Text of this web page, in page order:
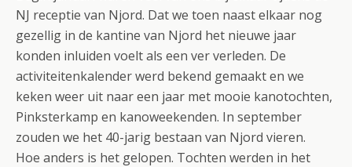
NJ receptie van Njord. Dat we toen naast elkaar nog
gezellig in de kantine van Njord het nieuwe jaar
konden inluiden voelt als een ver verleden. De
activiteitenkalender werd bekend gemaakt en we
keken weer uit naar een jaar met mooie kanotochten,
Pinksterkamp en kanoweekenden. In september
zouden we het 40-jarig bestaan van Njord vieren.
Hoe anders is het gelopen. Tochten werden in het